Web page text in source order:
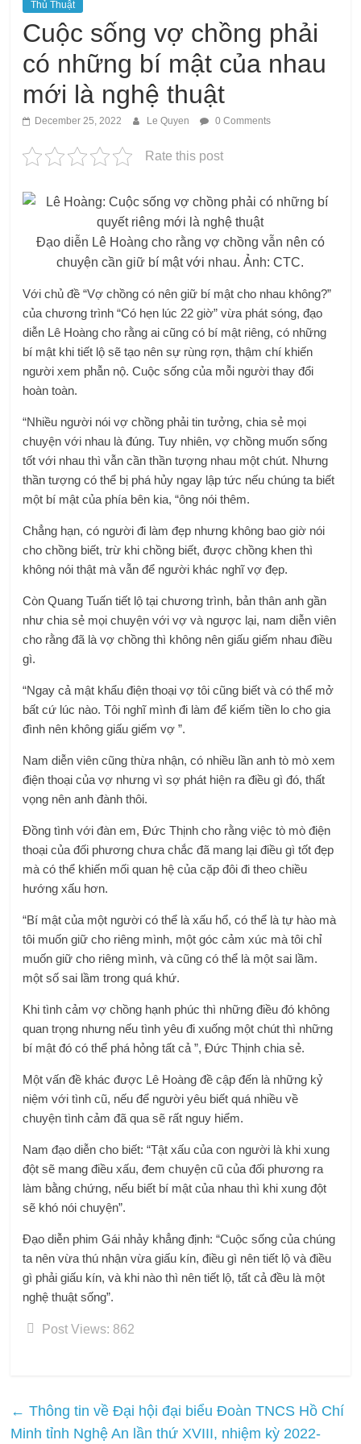
Thủ Thuật
Cuộc sống vợ chồng phải
có những bí mật của nhau
mới là nghệ thuật
December 25, 2022 Le Quyen 0 Comments
Rate this post
Đạo diễn Lê Hoàng cho rằng vợ chồng vẫn nên có
chuyện cần giữ bí mật với nhau. Ảnh: CTC.
Với chủ đề “Vợ chồng có nên giữ bí mật cho nhau không?”
của chương trình “Có hẹn lúc 22 giờ” vừa phát sóng, đạo
diễn Lê Hoàng cho rằng ai cũng có bí mật riêng, có những
bí mật khi tiết lộ sẽ tạo nên sự rùng rợn, thậm chí khiến
người xem phẫn nộ. Cuộc sống của mỗi người thay đổi
hoàn toàn.
“Nhiều người nói vợ chồng phải tin tưởng, chia sẻ mọi
chuyện với nhau là đúng. Tuy nhiên, vợ chồng muốn sống
tốt với nhau thì vẫn cần thần tượng nhau một chút. Nhưng
thần tượng có thể bị phá hủy ngay lập tức nếu chúng ta biết
một bí mật của phía bên kia, “ông nói thêm.
Chẳng hạn, có người đi làm đẹp nhưng không bao giờ nói
cho chồng biết, trừ khi chồng biết, được chồng khen thì
không nói thật mà vẫn để người khác nghĩ vợ đẹp.
Còn Quang Tuấn tiết lộ tại chương trình, bản thân anh gần
như chia sẻ mọi chuyện với vợ và ngược lại, nam diễn viên
cho rằng đã là vợ chồng thì không nên giấu giếm nhau điều
gì.
“Ngay cả mật khẩu điện thoại vợ tôi cũng biết và có thể mở
bất cứ lúc nào. Tôi nghĩ mình đi làm để kiếm tiền lo cho gia
đình nên không giấu giếm vợ ”.
Nam diễn viên cũng thừa nhận, có nhiều lần anh tò mò xem
điện thoại của vợ nhưng vì sợ phát hiện ra điều gì đó, thất
vọng nên anh đành thôi.
Đồng tình với đàn em, Đức Thịnh cho rằng việc tò mò điện
thoại của đối phương chưa chắc đã mang lại điều gì tốt đẹp
mà có thể khiến mối quan hệ của cặp đôi đi theo chiều
hướng xấu hơn.
“Bí mật của một người có thể là xấu hổ, có thể là tự hào mà
tôi muốn giữ cho riêng mình, một góc cảm xúc mà tôi chỉ
muốn giữ cho riêng mình, và cũng có thể là một sai lầm.
một số sai lầm trong quá khứ.
Khi tình cảm vợ chồng hạnh phúc thì những điều đó không
quan trọng nhưng nếu tình yêu đi xuống một chút thì những
bí mật đó có thể phá hỏng tất cả ”, Đức Thịnh chia sẻ.
Một vấn đề khác được Lê Hoàng đề cập đến là những kỷ
niệm với tình cũ, nếu để người yêu biết quá nhiều về
chuyện tình cảm đã qua sẽ rất nguy hiểm.
Nam đạo diễn cho biết: “Tật xấu của con người là khi xung
đột sẽ mang điều xấu, đem chuyện cũ của đối phương ra
làm bằng chứng, nếu biết bí mật của nhau thì khi xung đột
sẽ khó nói chuyện”.
Đạo diễn phim Gái nhảy khẳng định: “Cuộc sống của chúng
ta nên vừa thú nhận vừa giấu kín, điều gì nên tiết lộ và điều
gì phải giấu kín, và khi nào thì nên tiết lộ, tất cả đều là một
nghệ thuật sống”.
Post Views: 862
← Thông tin về Đại hội đại biểu Đoàn TNCS Hồ Chí
Minh tỉnh Nghệ An lần thứ XVIII, nhiệm kỳ 2022-